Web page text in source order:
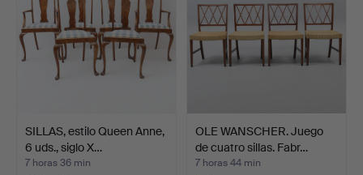
SILLAS, estilo Queen Anne,
6 uds., siglo X…
7 horas 36 min
OLE WANSCHER. Juego
de cuatro sillas. Fabr…
7 horas 44 min